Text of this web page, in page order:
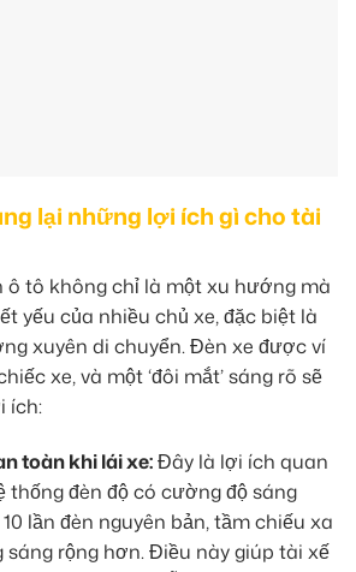
lại những lợi ích gì cho tài
ô tô không chỉ là một xu hướng mà
yếu của nhiều chủ xe, đặc biệt là
xuyên di chuyển. Đèn xe được ví
xe, và một ‘đôi mắt’ sáng rõ sẽ
ích:
toàn khi lái xe:Đây là lợi ích quan
thống đèn độ có cường độ sáng
lần đèn nguyên bản, tầm chiếu xa
sáng rộng hơn. Điều này giúp tài xế